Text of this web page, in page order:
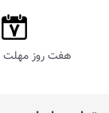
هفت روز